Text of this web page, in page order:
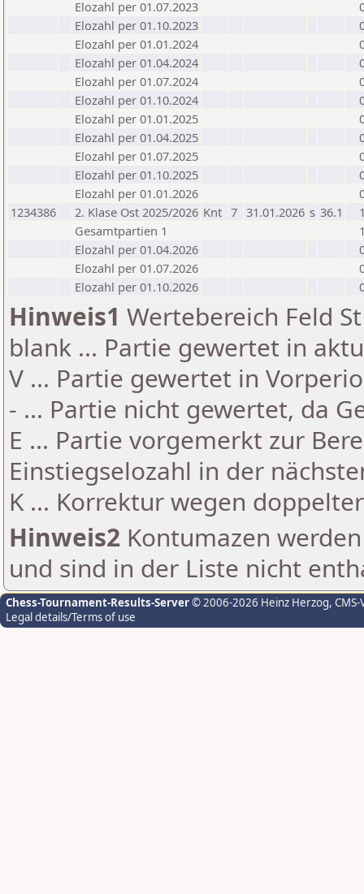
Elozahl per 01.07.2023
Elozahl per 01.10.2023
Elozahl per 01.01.2024
Elozahl per 01.04.2024
Elozahl per 01.07.2024
Elozahl per 01.10.2024
Elozahl per 01.01.2025
Elozahl per 01.04.2025
Elozahl per 01.07.2025
Elozahl per 01.10.2025
Elozahl per 01.01.2026
1234386
2. Klase Ost 2025/2026 Knt 7 31.01.2026 s 36.1
Gesamtpartien 1
Elozahl per 01.04.2026
Elozahl per 01.07.2026
Elozahl per 01.10.2026
Hinweis1 Wertebereich Feld
blank ... Partie gewertet in
V ... Partie gewertet in
- ... Partie nicht gewertet, da
E ... Partie vorgemerkt zur
Einstiegselozahl in der
K ... Korrektur wegen
Hinweis2 Kontumazen
und sind in der Liste nicht
Chess-Tournament-Results-Server© 2006-2026 Heinz Herzog,
Legal details/Terms of use